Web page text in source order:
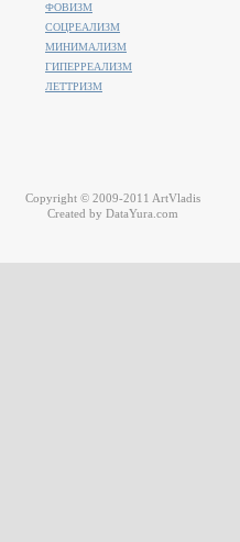
ФОВИЗМ
СОЦРЕАЛИЗМ
МИНИМАЛИЗМ
ГИПЕРРЕАЛИЗМ
ЛЕТТРИЗМ
Copyright © 2009-2011 ArtVladis
Created by DataYura.com